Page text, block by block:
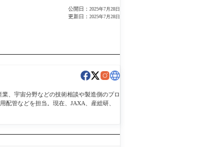
公開日： 2025年7月28日
更新日： 2025年7月28日
、宇宙分野などの技術相談や製造側のプロ
配管などを担当。現在、JAXA、産総研、